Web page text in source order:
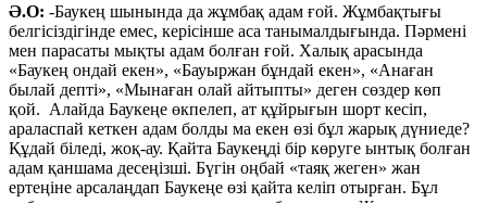
Ә.О: -Баукең шынында да жұмбақ адам ғой. Жұмбақтығы
белгісіздігінде емес, керісінше аса танымалдығында. Пәрмені
мен парасаты мықты адам болған ғой. Халық арасында
«Баукең ондай екен», «Бауыржан бұндай екен», «Анаған
былай депті», «Мынаған олай айтыпты» деген сөздер көп
қой. Алайда Баукеңе өкпелеп, ат құйрығын шорт кесіп,
араласпай кеткен адам болды ма екен өзі бұл жарық дүниеде?
Құдай біледі, жоқ-ау. Қайта Баукеңді бір көруге ынтық болған
адам қаншама десеңізші. Бүгін оңбай «таяқ жеген» жан
ертеңіне арсалаңдап Баукеңе өзі қайта келіп отырған. Бұл